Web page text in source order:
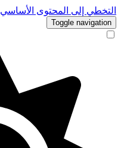
التخطي إلى المحتوى الأساسي
Toggle navigation